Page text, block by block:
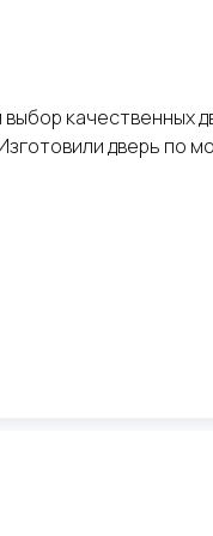
качественных
дверь по